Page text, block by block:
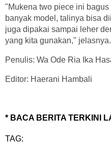
"Mukena two piece ini
banyak model, talinya bisa
juga dipakai sampai leher
yang kita gunakan,"
Penulis: Wa Ode Ria Ika
Editor: Haerani Hambali
* BACA BERITA TERKINI
TAG: